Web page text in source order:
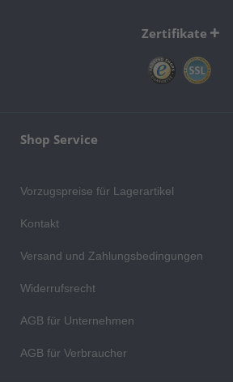
Zertifikate
Shop Service
Vorzugspreise für Lagerartikel
Kontakt
Versand und Zahlungsbedingungen
Widerrufsrecht
AGB für Unternehmen
AGB für Verbraucher